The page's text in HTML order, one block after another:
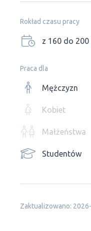
Rokład czasu pracy
z 160 do
Praca dla
Mężczyzn
Kobiet
Małżeństwa
Studentów
Zaktualizowano: